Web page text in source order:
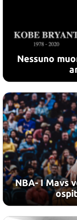
Nessuno
NBA- I Mavs